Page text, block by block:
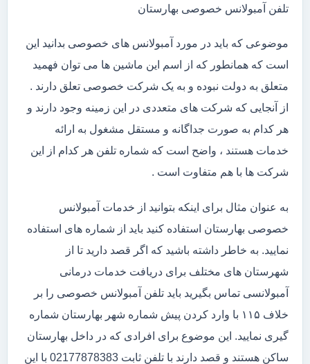
تلفن آمبولانس خصوصی بهارستان
موضوعی که باید در مورد آمبولانس های خصوصی بدانید این
است که همانطور که از اسم این ماشین ها می توان فهمید
متعلق به دولت نبوده و به یک شرکت خصوصی تعلق دارند .
از آنجایی که شرکت های متعددی در این زمینه وجود دارند و
هر کدام به صورت جداگانه و مستقل مشغول به ارائه
خدمات هستند ، واضح است که شماره تلفن هر کدام از این
شرکت ها با هم متفاوت است .
به عنوان مثال برای اینکه بتوانید از خدمات آمبولانس
خصوصی بهارستان استفاده کنید باید از شماره های استفاده
نمایید. به خاطر داشته باشید که اگر قصد دارید تا از
شهرستان های مختلف برای دریافت خدمات درمانی
آمبولانسی تماس بگیرید باید تلفن آمبولانس خصوصی را بر
خلاف ۱۱۵ با وارد کردن پیش شماره شهر بهارستان شماره
گیری نمایید. این موضوع برای افرادی که در داخل بهارستان
ساکن هستند و قصد دارند با تلفن ثابت 02177878383 با این